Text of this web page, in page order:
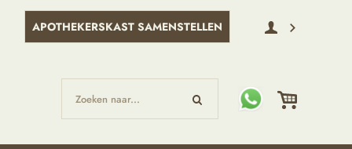
APOTHEKERSKAST SAMENSTELLEN
Zoeken naar...